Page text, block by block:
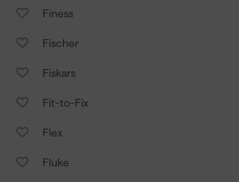
Finess
Fischer
Fiskars
Fit-to-Fix
Flex
Fluke